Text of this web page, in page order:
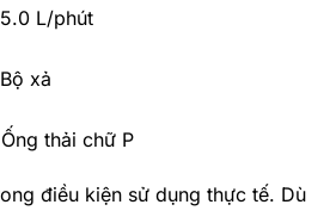
5.0 L/phút
Bộ xả
Ống thải chữ P
điều kiện sử dụng thực tế. Dù